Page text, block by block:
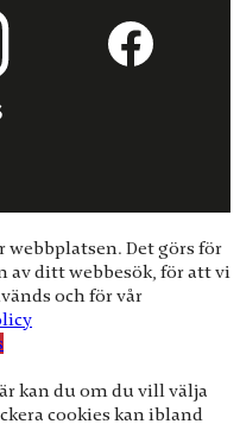
webbplatsen. Det görs för
av ditt webbesök, för att vi
och för vår
kan du om du vill välja
cookies kan ibland